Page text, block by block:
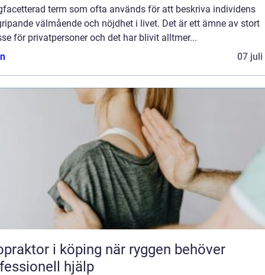
term som ofta används för att beskriva individens
välmående och nöjdhet i livet. Det är ett ämne av stort
för privatpersoner och det har blivit alltmer...
07 juli
i köping när ryggen behöver
hjälp